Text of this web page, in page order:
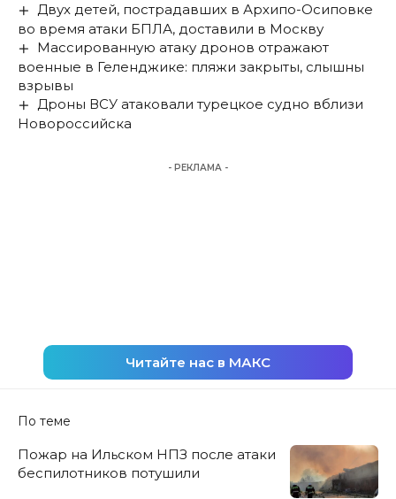
Двух детей, пострадавших в Архипо-Осиповке
во время атаки БПЛА, доставили в Москву
Массированную атаку дронов отражают
военные в Геленджике: пляжи закрыты, слышны
взрывы
Дроны ВСУ атаковали турецкое судно вблизи
Новороссийска
- РЕКЛАМА -
Читайте нас в МАКС
По теме
Пожар на Ильском НПЗ после атаки
беспилотников потушили